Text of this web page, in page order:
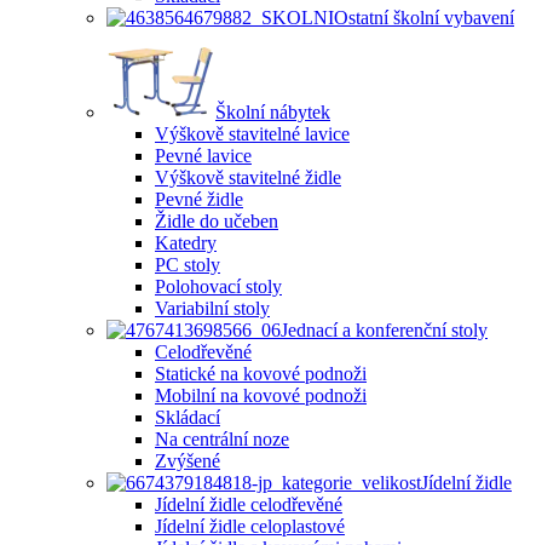
Ostatní školní vybavení
Školní nábytek
Výškově stavitelné lavice
Pevné lavice
Výškově stavitelné židle
Pevné židle
Židle do učeben
Katedry
PC stoly
Polohovací stoly
Variabilní stoly
Jednací a konferenční stoly
Celodřevěné
Statické na kovové podnoži
Mobilní na kovové podnoži
Skládací
Na centrální noze
Zvýšené
Jídelní židle
Jídelní židle celodřevěné
Jídelní židle celoplastové